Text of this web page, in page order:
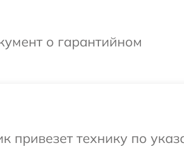
о гарантийном
технику по